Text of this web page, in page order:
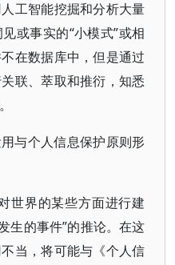
工智能挖掘和分析大量
或事实的“小模式”或相
在数据库中，但是通过
联、萃取和推衍，知悉
与个人信息保护原则形
世界的某些方面进行建
生的事件”的推论。在这
当，将可能与《个人信